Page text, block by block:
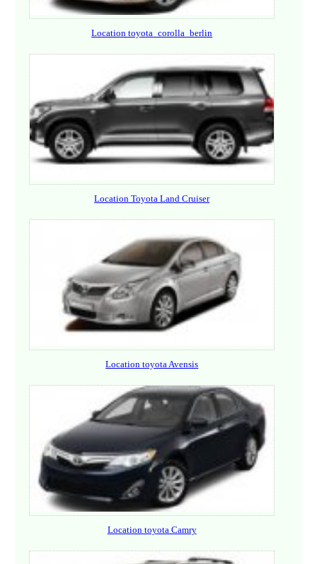
Location toyota_corolla_berlin
Location Toyota Land Cruiser
Location toyota Avensis
Location toyota Camry